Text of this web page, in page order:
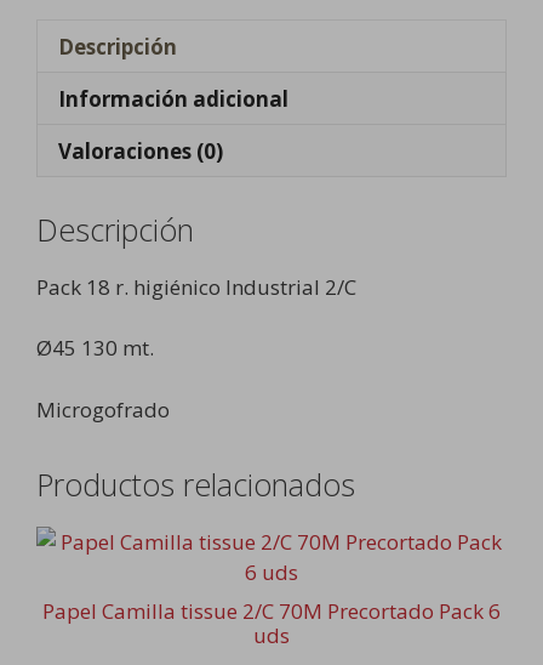
Descripción
Información adicional
Valoraciones (0)
Descripción
Pack 18 r. higiénico Industrial 2/C
Ø45 130 mt.
Microgofrado
Productos relacionados
Papel Camilla tissue 2/C 70M Precortado Pack 6
uds